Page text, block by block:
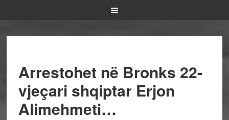
Arrestohet në Bronks 22-
vjeçari shqiptar Erjon
Alimehmeti…